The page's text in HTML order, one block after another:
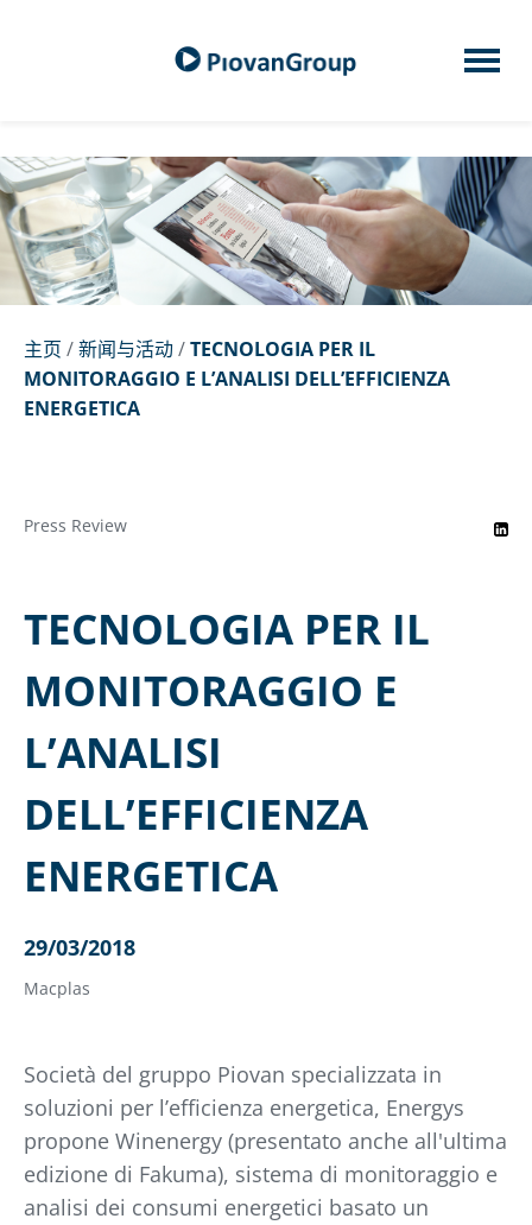
主页 /新闻与活动/TECNOLOGIA PER IL
MONITORAGGIO E L’ANALISI DELL’EFFICIENZA
ENERGETICA
Press Review
TECNOLOGIA PER IL
MONITORAGGIO E
L’ANALISI
DELL’EFFICIENZA
ENERGETICA
29/03/2018
Macplas
Società del gruppo Piovan specializzata in
soluzioni per l’efficienza energetica, Energys
propone Winenergy (presentato anche all'ultima
edizione di Fakuma), sistema di monitoraggio e
analisi dei consumi energetici basato un